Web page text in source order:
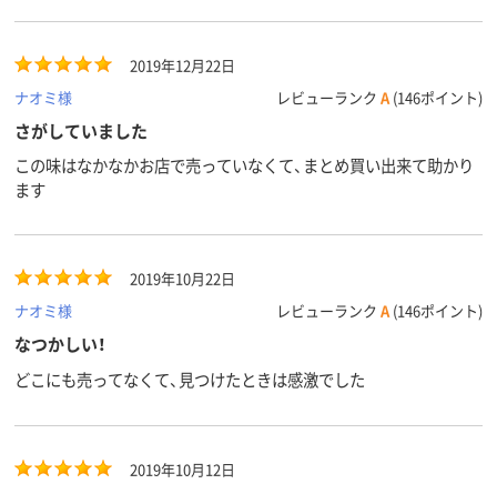
2019年12月22日
ナオミ様
レビューランク A (146ポイント)
さがしていました
この味はなかなかお店で売っていなくて、まとめ買い出来て助かり
ます
2019年10月22日
ナオミ様
レビューランク A (146ポイント)
なつかしい！
どこにも売ってなくて、見つけたときは感激でした
2019年10月12日